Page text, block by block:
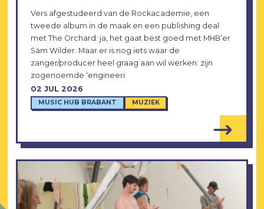
02 JUL 2026
MUSIC HUB BRABANT MUZIEK
Vers afgestudeerd van de Rockacademie, een
tweede album in de maak en een publishing deal
met The Orchard: ja, het gaat best goed met MHB’er
Säm Wilder. Maar er is nog iets waar de
zanger/producer heel graag aan wil werken: zijn
zogenoemde ‘engineeri